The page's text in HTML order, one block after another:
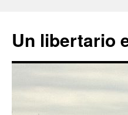
Un libertario